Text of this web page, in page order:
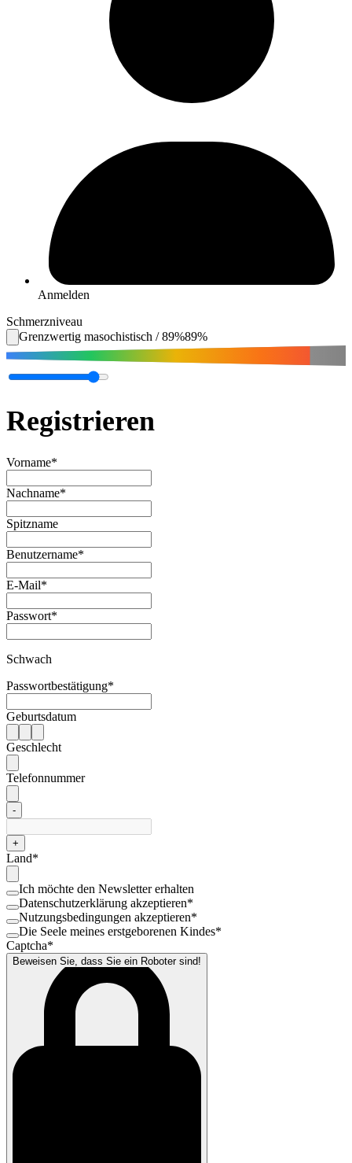
Anmelden
Schmerzniveau
Grenzwertig masochistisch /89%89%
Registrieren
Vorname*
Nachname*
Spitzname
Benutzername*
E-Mail*
Passwort*
Schwach
Passwortbestätigung*
Geburtsdatum
Geschlecht
Telefonnummer
-
+
Land*
Ich möchte den Newsletter erhalten
Datenschutzerklärung akzeptieren*
Nutzungsbedingungen akzeptieren*
Die Seele meines erstgeborenen Kindes*
Captcha*
Beweisen Sie, dass Sie ein Roboter sind!